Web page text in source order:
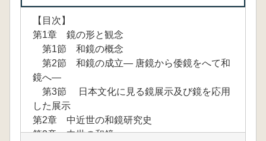
【目次】
第1章 鏡の形と観念
第1節 和鏡の概念
第2節 和鏡の成立― 唐鏡から倭鏡をへて和
鏡へ―
第3節 日本文化に見る鏡展示及び鏡を応用
した展示
第2章 中近世の和鏡研究史
第3章 中世の和鏡